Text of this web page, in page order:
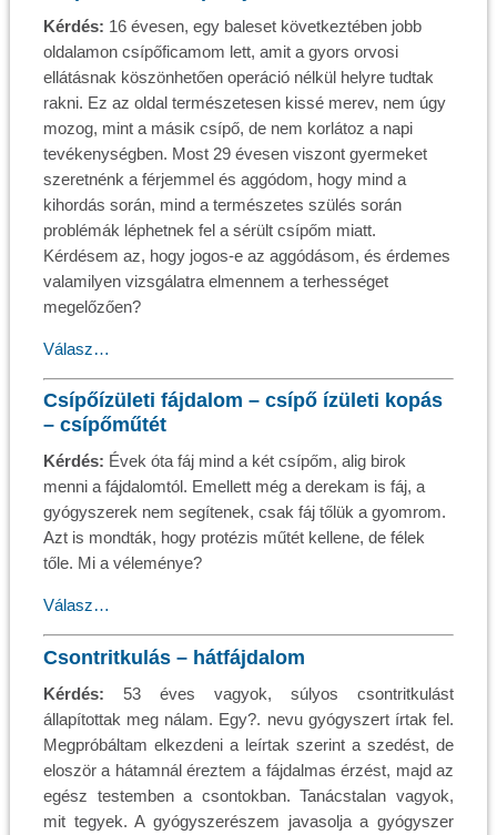
Kérdés: 16 évesen, egy baleset következtében jobb
oldalamon csípőficamom lett, amit a gyors orvosi
ellátásnak köszönhetően operáció nélkül helyre tudtak
rakni. Ez az oldal természetesen kissé merev, nem úgy
mozog, mint a másik csípő, de nem korlátoz a napi
tevékenységben. Most 29 évesen viszont gyermeket
szeretnénk a férjemmel és aggódom, hogy mind a
kihordás során, mind a természetes szülés során
problémák léphetnek fel a sérült csípőm miatt.
Kérdésem az, hogy jogos-e az aggódásom, és érdemes
valamilyen vizsgálatra elmennem a terhességet
megelőzően?
Válasz…
Csípőízületi fájdalom – csípő ízületi kopás
– csípőműtét
Kérdés: Évek óta fáj mind a két csípőm, alig birok
menni a fájdalomtól. Emellett még a derekam is fáj, a
gyógyszerek nem segítenek, csak fáj tőlük a gyomrom.
Azt is mondták, hogy protézis műtét kellene, de félek
tőle. Mi a véleménye?
Válasz…
Csontritkulás – hátfájdalom
Kérdés: 53 éves vagyok, súlyos csontritkulást
állapítottak meg nálam. Egy?. nevu gyógyszert írtak fel.
Megpróbáltam elkezdeni a leírtak szerint a szedést, de
eloször a hátamnál éreztem a fájdalmas érzést, majd az
egész testemben a csontokban. Tanácstalan vagyok,
mit tegyek. A gyógyszerészem javasolja a gyógyszer